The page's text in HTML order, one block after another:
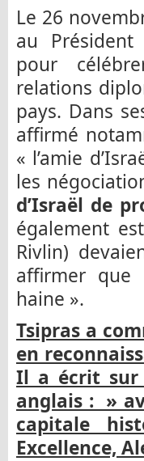
Le 26
au Président
pour
relations
pays. Dans
affirmé
« l’amie
les
d’Israël de
également
Rivlin)
affirmer que
haine ».
Tsipras a
en
Il a écrit sur
anglais : »
capitale
Excellence,